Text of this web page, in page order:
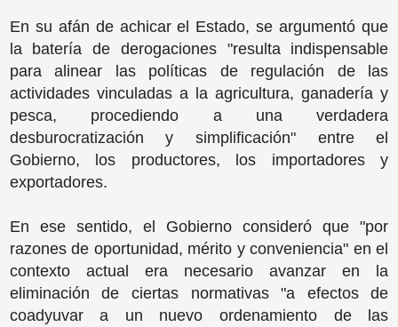
En su afán de achicar el Estado, se argumentó que
la batería de derogaciones "resulta indispensable
para alinear las políticas de regulación de las
actividades vinculadas a la agricultura, ganadería y
pesca, procediendo a una verdadera
desburocratización y simplificación" entre el
Gobierno, los productores, los importadores y
exportadores.
En ese sentido, el Gobierno consideró que "por
razones de oportunidad, mérito y conveniencia" en el
contexto actual era necesario avanzar en la
eliminación de ciertas normativas "a efectos de
coadyuvar a un nuevo ordenamiento de las